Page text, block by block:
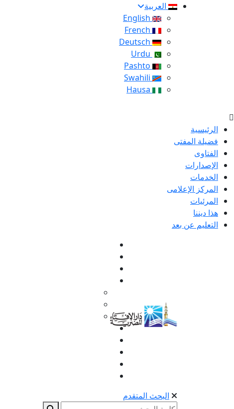
العربية
الرئيسية
فضيلة المفتى
الفتاوى
الإصدارات
الخدمات
المركز الإعلامى
المرئيات
هذا ديننا
التعليم عن بعد
البحث المتقدم